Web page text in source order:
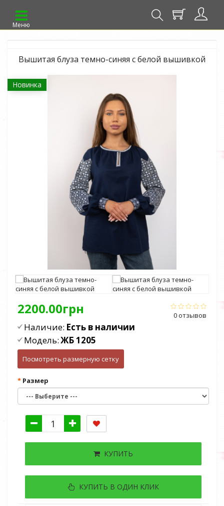
Меню
Вышитая блуза темно-синяя с белой вышивкой
Новинка
0 отзывов
2200.00грн
Наличие: Есть в наличии
Модель:ЖБ 1205
Посмотреть размерную сетку
Размер
КУПИТЬ
КУПИТЬ В ОДИН КЛИК